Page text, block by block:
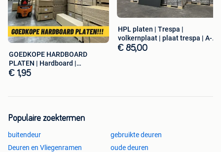
-------------------------------------------
Achterdeur AD113
Afmeting:93,5×237,5 cm
Dikte:55 mm
Draairichting:
Nu dumpprijs €169,00
-------------------------------------------
GOEDKOPE HARDBOARD
PLATEN | Hardboard |
Houtvezelplaat |
€ 1,95
HPL platen | Trespa |
volkernplaat | plaat trespa | A-
keus
€ 85,00
Populaire zoektermen
buitendeur
gebruikte deuren
Deuren en Vliegenramen
oude deuren